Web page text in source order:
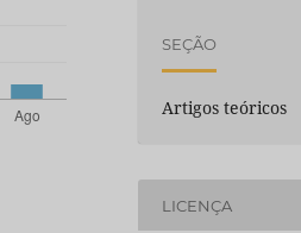
SEÇÃO
Artigos teóricos
LICENÇA